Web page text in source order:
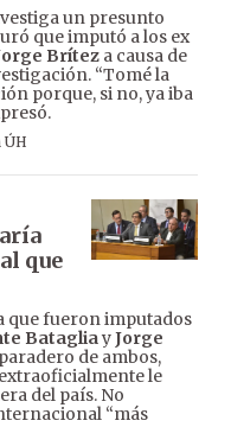
un presunto
que imputó a los ex
Brítez a causa de
“Tomé la
porque, si no, ya iba
ÚH
que
que fueron imputados
BatagliayJorge
de ambos,
le
del país. No
“más